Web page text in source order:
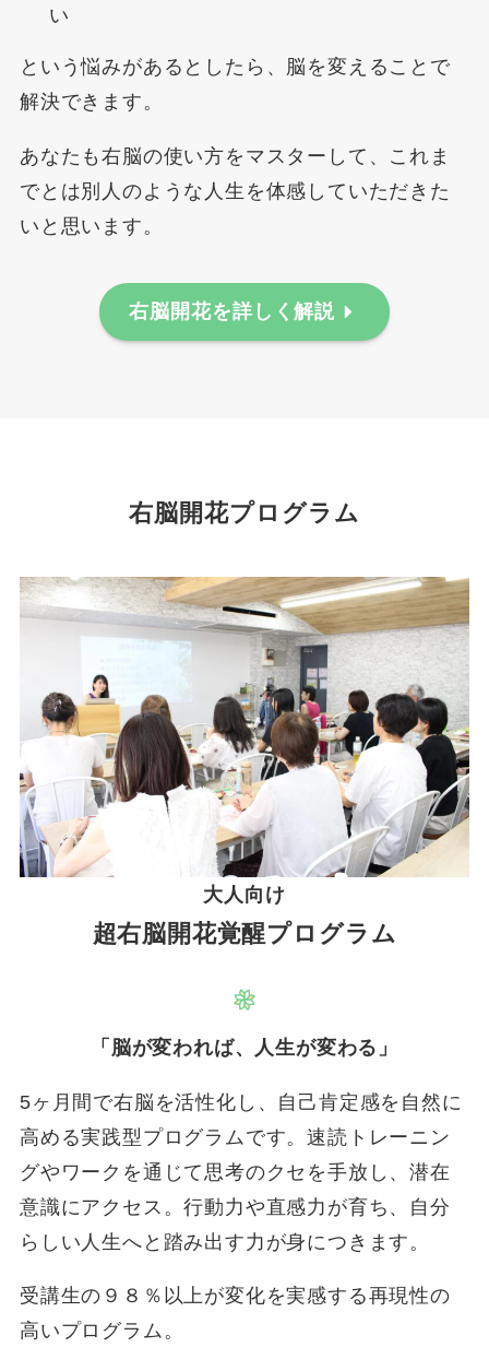
い
という悩みがあるとしたら、脳を変えることで
解決できます。
あなたも右脳の使い方をマスターして、これま
でとは別人のような人生を体感していただきた
いと思います。
右脳開花を詳しく解説
右脳開花プログラム
大人向け
超右脳開花覚醒プログラム
「脳が変われば、人生が変わる」
5ヶ月間で右脳を活性化し、自己肯定感を自然に
高める実践型プログラムです。速読トレーニン
グやワークを通じて思考のクセを手放し、潜在
意識にアクセス。行動力や直感力が育ち、自分
らしい人生へと踏み出す力が身につきます。
受講生の９８％以上が変化を実感する再現性の
高いプログラム。